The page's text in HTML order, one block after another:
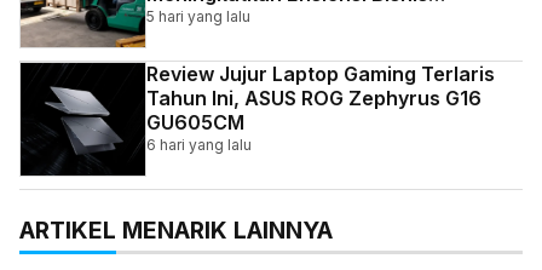
Indonesia
5 hari yang lalu
Review Jujur Laptop Gaming Terlaris
Tahun Ini, ASUS ROG Zephyrus G16
GU605CM
6 hari yang lalu
ARTIKEL MENARIK LAINNYA